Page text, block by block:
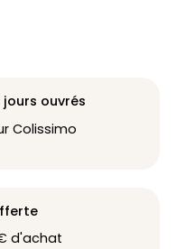
jours ouvrés
Colissimo
d'achat